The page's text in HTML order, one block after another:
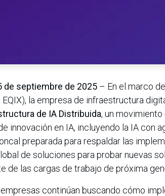
de septiembre de 2025 – En el marco
EQIX), la empresa de infraestructura
de IA Distribuida, un
innovación en IA, incluyendo la IA con
preparada para respaldar las
de soluciones para probar nuevas
de las cargas de trabajo de próxima
continúan buscando cómo